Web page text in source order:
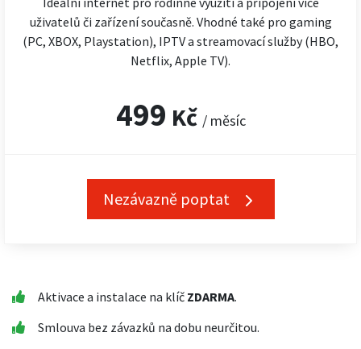
uživatelů či zařízení současně. Vhodné také pro gaming
(PC, XBOX, Playstation), IPTV a streamovací služby (HBO,
Netflix, Apple TV).
499 Kč / měsíc
Nezávazně poptat
Aktivace a instalace na klíč ZDARMA.
Smlouva bez závazků na dobu neurčitou.